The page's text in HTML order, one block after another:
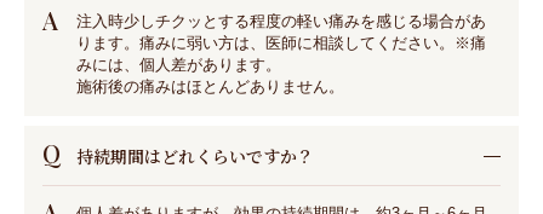
A
注入時少しチクッとする程度の軽い痛みを感じる場合があ
ります。痛みに弱い方は、医師に相談してください。※痛
みには、個人差があります。
施術後の痛みはほとんどありません。
Q 持続期間はどれくらいですか？